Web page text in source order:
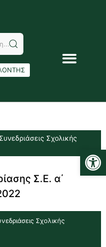
Συνεδριάσεις Σχολικής
Σ.Ε. α΄
Σχολικής